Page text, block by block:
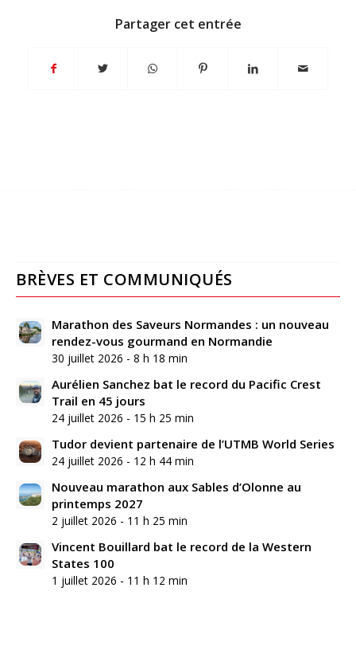
Partager cet entrée
BRÈVES ET COMMUNIQUÉS
Marathon des Saveurs Normandes : un nouveau
rendez-vous gourmand en Normandie
30 juillet 2026 - 8 h 18 min
Aurélien Sanchez bat le record du Pacific Crest
Trail en 45 jours
24 juillet 2026 - 15 h 25 min
Tudor devient partenaire de l’UTMB World Series
24 juillet 2026 - 12 h 44 min
Nouveau marathon aux Sables d’Olonne au
printemps 2027
2 juillet 2026 - 11 h 25 min
Vincent Bouillard bat le record de la Western
States 100
1 juillet 2026 - 11 h 12 min